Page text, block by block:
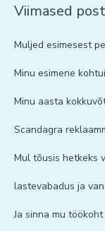
Viimased
Muljed esimesest
Minu esimene
Minu aasta
Scandagra
Mul tõusis hetkeks
lastevabadus ja
Ja sinna mu